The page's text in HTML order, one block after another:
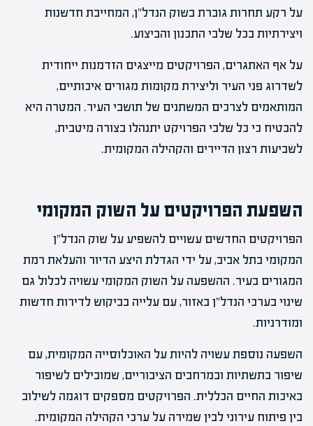
על רקע תחרות גוברת בשוק הנדל"ן, המחייבת חדשנות
ויצירתיות בכל שלבי התכנון והביצוע.
על אף האתגרים, הפרויקטים מייצגים הזדמנות ייחודית
לשדרוג פני העיר וליצירת מקומות מגורים איכותיים,
המותאמים לצרכים המשתנים של תושבי העיר. המטרה היא
להבטיח כי כל שלבי הפרויקט יתנהלו בצורה מיטבית,
לשביעות רצון הדיירים והקהילה המקומית.
השפעת הפרויקטים על השוק המקומי
הפרויקטים החדשים עשויים להשפיע על שוק הנדל"ן
המקומי בתל אביב, על ידי הגדלת היצע הדיור והעלאת רמת
המגורים בעיר. ההשפעה על השוק המקומי עשויה לכלול גם
שינוי בערכי הנדל"ן באזור, עם עלייה בביקוש לדירות חדשות
ומודרניות.
השפעה נוספת עשויה להיות על האוכלוסייה המקומית, עם
שיפור בתשתיות ובמרחבים הציבוריים, שמובילים לשיפור
באיכות החיים הכללית. הפרויקטים מספקים דוגמה לשילוב
בין פיתוח עירוני לבין שמירה על ערכי הקהילה המקומית.